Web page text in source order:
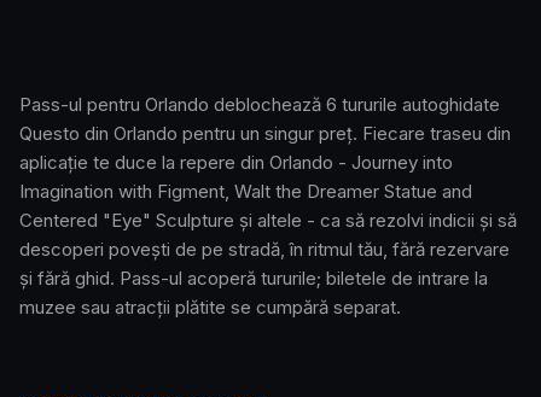
Pass-ul pentru Orlando deblochează 6 tururile autoghidate
Questo din Orlando pentru un singur preț. Fiecare traseu din
aplicație te duce la repere din Orlando - Journey into
Imagination with Figment, Walt the Dreamer Statue and
Centered "Eye" Sculpture și altele - ca să rezolvi indicii și să
descoperi povești de pe stradă, în ritmul tău, fără rezervare
și fără ghid. Pass-ul acoperă tururile; biletele de intrare la
muzee sau atracții plătite se cumpără separat.